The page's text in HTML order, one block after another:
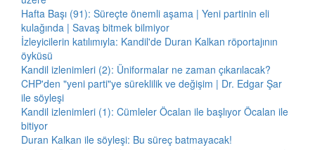
Hafta Başı (91): Süreçte önemli aşama | Yeni partinin eli
kulağında | Savaş bitmek bilmiyor
İzleyicilerin katılımıyla: Kandil'de Duran Kalkan röportajının
öyküsü
Kandil izlenimleri (2): Üniformalar ne zaman çıkarılacak?
CHP'den "yeni parti"ye süreklilik ve değişim | Dr. Edgar Şar
ile söyleşi
Kandil izlenimleri (1): Cümleler Öcalan ile başlıyor Öcalan ile
bitiyor
Duran Kalkan ile söyleşi: Bu süreç batmayacak!